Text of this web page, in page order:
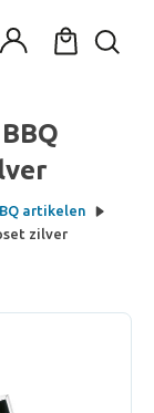
artikelen
zilver